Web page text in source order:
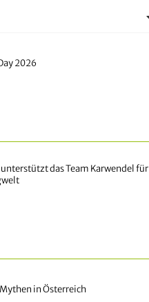
2026
das Team Karwendel für
in Österreich